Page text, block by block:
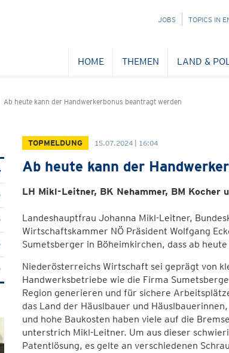
NAVIGATION
JOBS TOPICS IN
HOME THEMEN LAND &
Ab heute kann der Handwerkerbonus beantragt werden
TOPMELDUNG 15.07.2024 | 16:04
Ab heute kann der
LH Mikl-Leitner, BK Nehammer, BM
Landeshauptfrau Johanna Mikl-Leitner,
Wirtschaftskammer NÖ Präsident Wolfgang
Sumetsberger in Böheimkirchen, dass ab
Niederösterreichs Wirtschaft sei geprägt von
Handwerksbetriebe wie die Firma
Region generieren und für sichere
das Land der Häuslbauer und
und hohe Baukosten haben viele auf die
unterstrich Mikl-Leitner. Um aus dieser
Patentlösung, es gelte an verschiedenen